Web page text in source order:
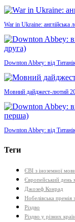
War in Ukraine: англійська
Downton Abbey: від
Мовний дайджест-лютий
Downton Abbey: від
Теги
ЄВІ з іноземної
Європейський день
Джозеф Конрад
Нобелівська премія
Різдво
Різдво у різних